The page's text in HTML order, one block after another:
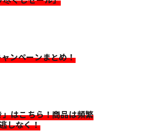
ンペーンまとめ！
はこちら！商品は頻繁
しなく！